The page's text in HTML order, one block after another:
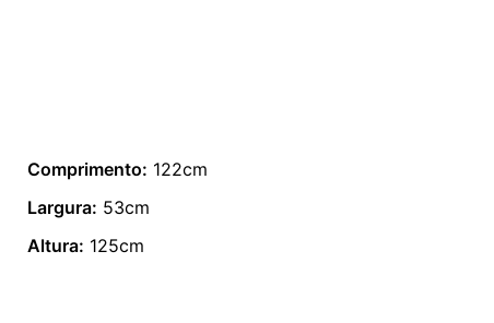
Comprimento: 122cm
Largura: 53cm
Altura: 125cm